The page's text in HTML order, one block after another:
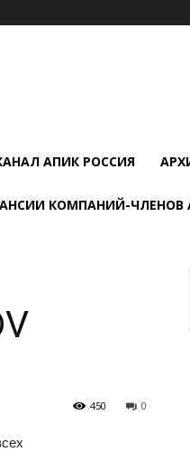
КАНАЛ АПИК РОССИЯ
КОМПАНИЙ-ЧЛЕНОВ
0
450